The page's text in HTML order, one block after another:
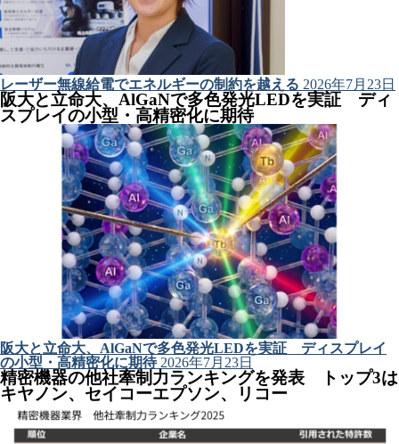
レーザー無線給電でエネルギーの制約を越える 2026年7月23日
阪大と立命大、AlGaNで多色発光LEDを実証 ディ
スプレイの小型・高精密化に期待
阪大と立命大、AlGaNで多色発光LEDを実証 ディスプレイ
の小型・高精密化に期待 2026年7月23日
精密機器の他社牽制力ランキングを発表 トップ3は
キヤノン、セイコーエプソン、リコー